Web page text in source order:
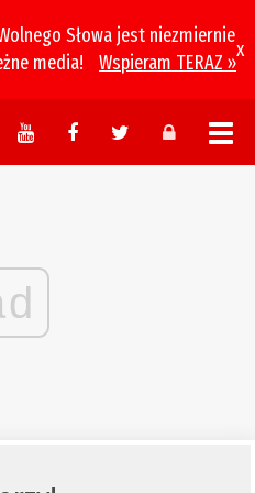
Słowa jest niezmiernie
media!
Wspieram TERAZ »
x